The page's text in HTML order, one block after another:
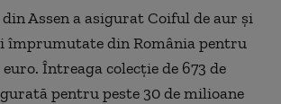
Assen a asigurat Coiful de aur şi
împrumutate din România pentru
Întreaga colecţie de 673 de
pentru peste 30 de milioane